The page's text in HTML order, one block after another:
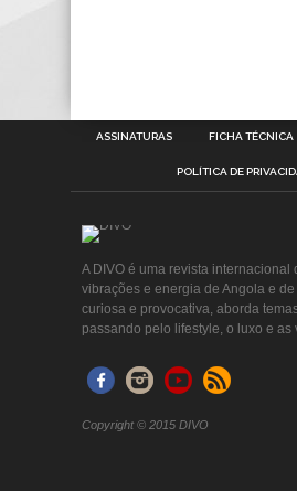
ASSINATURAS FICHA TÉCNICA
POLÍTICA DE
A DIVO é uma revista internacional
vibrações e energia de Angola e de
curiosa e provocativa, aborda
passando pelo lifestyle, o luxo e as
Copyright © 2015 DIVO